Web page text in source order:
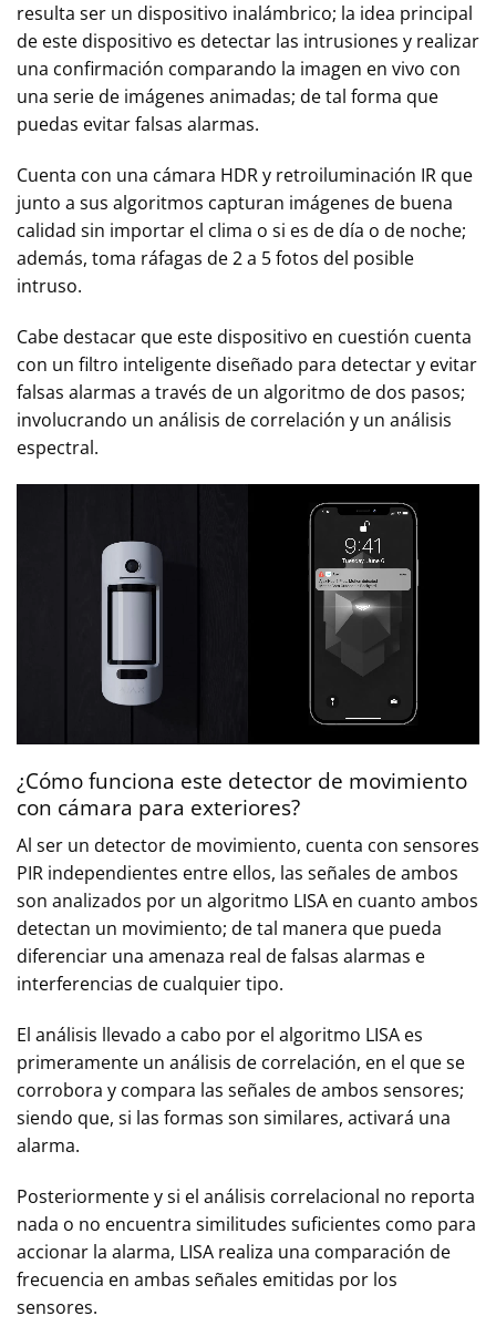
resulta ser un dispositivo inalámbrico; la idea principal
de este dispositivo es detectar las intrusiones y realizar
una confirmación comparando la imagen en vivo con
una serie de imágenes animadas; de tal forma que
puedas evitar falsas alarmas.
Cuenta con una cámara HDR y retroiluminación IR que
junto a sus algoritmos capturan imágenes de buena
calidad sin importar el clima o si es de día o de noche;
además, toma ráfagas de 2 a 5 fotos del posible
intruso.
Cabe destacar que este dispositivo en cuestión cuenta
con un filtro inteligente diseñado para detectar y evitar
falsas alarmas a través de un algoritmo de dos pasos;
involucrando un análisis de correlación y un análisis
espectral.
¿Cómo funciona este detector de movimiento
con cámara para exteriores?
Al ser un detector de movimiento, cuenta con sensores
PIR independientes entre ellos, las señales de ambos
son analizados por un algoritmo LISA en cuanto ambos
detectan un movimiento; de tal manera que pueda
diferenciar una amenaza real de falsas alarmas e
interferencias de cualquier tipo.
El análisis llevado a cabo por el algoritmo LISA es
primeramente un análisis de correlación, en el que se
corrobora y compara las señales de ambos sensores;
siendo que, si las formas son similares, activará una
alarma.
Posteriormente y si el análisis correlacional no reporta
nada o no encuentra similitudes suficientes como para
accionar la alarma, LISA realiza una comparación de
frecuencia en ambas señales emitidas por los
sensores.